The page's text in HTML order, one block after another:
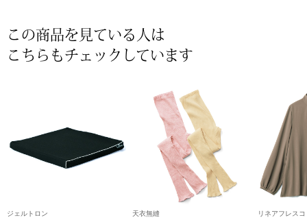
Miss Kyouko／ミスキョウコ
ランド
ビー すべて見る
ウオッチ／
ウオッチ
この商品を見ている人は
こちらもチェックしています
ジェルトロン 天衣無縫 リネアフレスコ